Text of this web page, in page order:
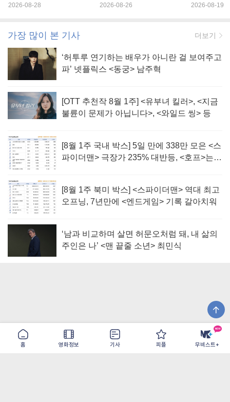
홈 영화정보 기사 피플 무비스트+
2026-08-28 2026-08-26 2026-08-19
가장 많이 본 기사 더보기
‘허투루 연기하는 배우가 아니란 걸 보여주고
파’ 넷플릭스 <동궁> 남주혁
[OTT 추천작 8월 1주] <유부녀 킬러>, <지금
불륜이 문제가 아닙니다>, <와일드 씽> 등
[8월 1주 국내 박스] 5일 만에 338만 모은 <스
파이더맨> 극장가 235% 대반등, <호프>는
[8월 1주 북미 박스] <스파이더맨> 역대 최고
오프닝, 7년만에 <엔드게임> 기록 갈아치워
‘남과 비교하며 살면 허문오처럼 돼, 내 삶의
주인은 나’ <맨 끝줄 소년> 최민식